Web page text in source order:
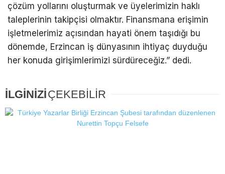
çözüm yollarını oluşturmak ve üyelerimizin haklı
taleplerinin takipçisi olmaktır. Finansmana erişimin
işletmelerimiz açısından hayati önem taşıdığı bu
dönemde, Erzincan iş dünyasının ihtiyaç duyduğu
her konuda girişimlerimizi sürdüreceğiz.” dedi.
İLGİNİZİÇEKEBİLİR